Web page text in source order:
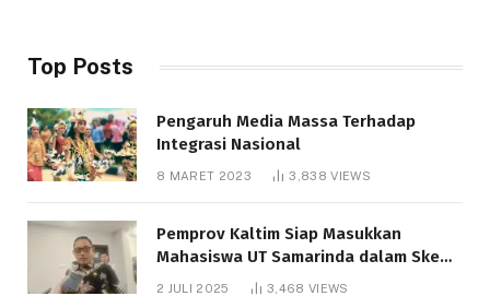
Top Posts
Pengaruh Media Massa Terhadap
Integrasi Nasional
8 MARET 2023 3,838VIEWS
Pemprov Kaltim Siap Masukkan
Mahasiswa UT Samarinda dalam Skema
Bantuan Pendidikan Gratispol
2 JULI 2025 3,468 VIEWS